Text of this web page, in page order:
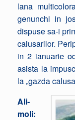
lana
genunchi in
dispuse sa-i
calusarilor.
in 2 ianuarie
asista la
la „gazda
Ali-
moli: